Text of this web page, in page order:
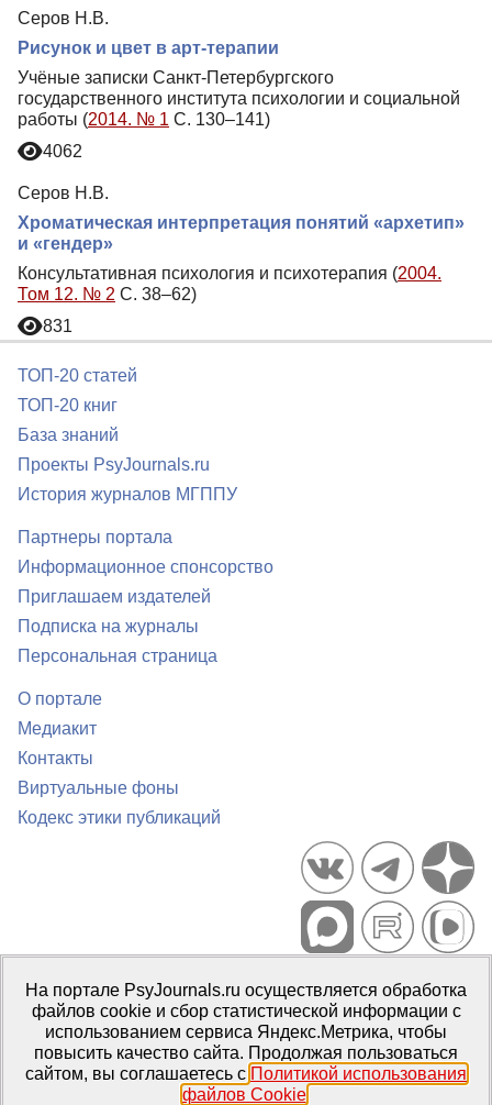
Серов Н.В.
Рисунок и цвет в арт-терапии
Учёные записки Санкт-Петербургского
государственного института психологии и социальной
работы (2014. № 1 С. 130–141)
4062
Серов Н.В.
Хроматическая интерпретация понятий «архетип»
и «гендер»
Консультативная психология и психотерапия (2004.
Том 12. № 2 С. 38–62)
831
ТОП-20 статей
ТОП-20 книг
База знаний
Проекты PsyJournals.ru
История журналов МГППУ
Партнеры портала
Информационное спонсорство
Приглашаем издателей
Подписка на журналы
Персональная страница
О портале
Медиакит
Контакты
Виртуальные фоны
Кодекс этики публикаций
Портал психологических изданий PsyJournals.ru, 2007–2026
Правила использования материалов
Свидетельство регистрации СМИЭл № ФС77-66447 от 14 июля
2016 г.
Издатель: ФГБОУ ВО МГППУ
На портале PsyJournals.ru осуществляется обработка
файлов cookie и сбор статистической информации с
использованием сервиса Яндекс.Метрика, чтобы
повысить качество сайта. Продолжая пользоваться
сайтом, вы соглашаетесь с Политикой использования
файлов Cookie.